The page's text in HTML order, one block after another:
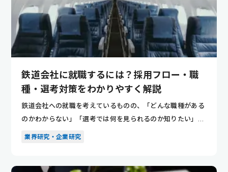
鉄道会社に就職するには？採用フロー・職
種・選考対策をわかりやすく解説
鉄道会社への就職を考えているものの、「どんな職種がある
のかわからない」「選考では何を見られるのか知りたい」と
悩んでいませ...
業界研究・企業研究